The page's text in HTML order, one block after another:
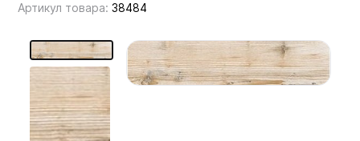
Мой ЭГГЕР
Фасады
Мебельные образцы, каталоги
Артикул товара:38484